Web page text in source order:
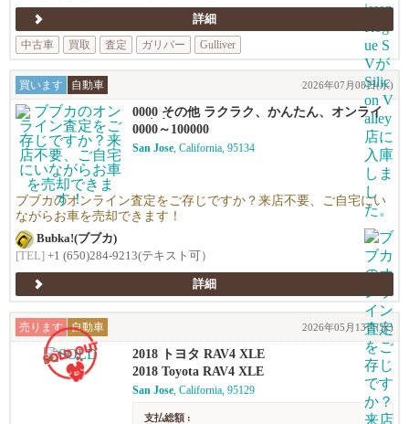
詳細
中古車
買取 査定 ガリバー Gulliver
買います 自動車 2026年07月08日(水)
0000 その他 ラクラク、かんたん、オンライ
ン査定！
0000～100000
San Jose, California, 95134
ブブカのオンライン査定をご存じですか？来店不要、ご自宅にい
ながらお車を売却できます！
Bubka!(ブブカ)
[TEL] +1 (650)284-9213(テキスト可）
詳細
売ります 自動車 2026年05月13日(水)
2018 トヨタ RAV4 XLE
2018 Toyota RAV4 XLE
San Jose, California, 95129
支払総額 :